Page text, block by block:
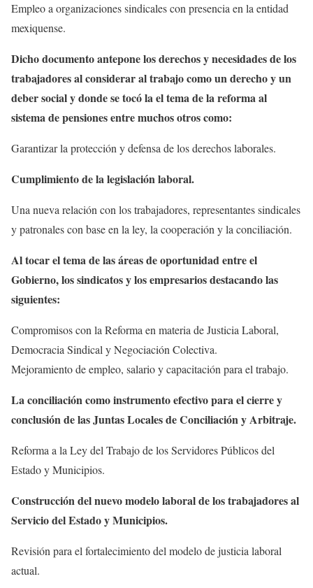
Empleo a organizaciones sindicales con presencia en la entidad
mexiquense.
Dicho documento antepone los derechos y necesidades de los
trabajadores al considerar al trabajo como un derecho y un
deber social y donde se tocó la el tema de la reforma al
sistema de pensiones entre muchos otros como:
Garantizar la protección y defensa de los derechos laborales.
Cumplimiento de la legislación laboral.
Una nueva relación con los trabajadores, representantes sindicales
y patronales con base en la ley, la cooperación y la conciliación.
Al tocar el tema de las áreas de oportunidad entre el
Gobierno, los sindicatos y los empresarios destacando las
siguientes:
Compromisos con la Reforma en materia de Justicia Laboral,
Democracia Sindical y Negociación Colectiva.
Mejoramiento de empleo, salario y capacitación para el trabajo.
La conciliación como instrumento efectivo para el cierre y
conclusión de las Juntas Locales de Conciliación y Arbitraje.
Reforma a la Ley del Trabajo de los Servidores Públicos del
Estado y Municipios.
Construcción del nuevo modelo laboral de los trabajadores al
Servicio del Estado y Municipios.
Revisión para el fortalecimiento del modelo de justicia laboral
actual.